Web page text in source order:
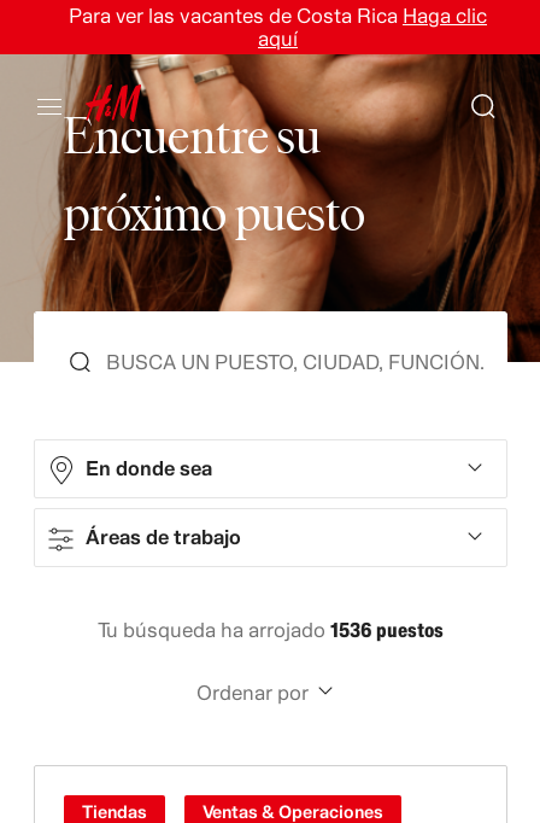
Para ver las vacantes de Costa Rica Haga clic
aquí
Encuentresu
próximopuesto
En donde sea
Áreas de trabajo
Tu búsqueda ha arrojado 1536 puestos
Ordenar por
Tiendas Ventas & Operaciones